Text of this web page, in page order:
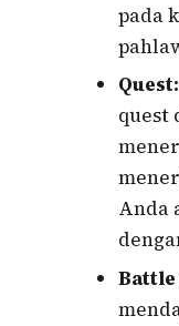
pada
Quest:
quest
Anda
Battle